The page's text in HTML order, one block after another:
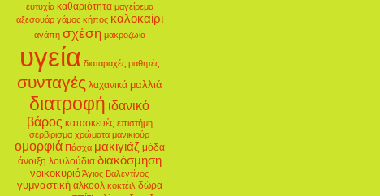
ευτυχία καθαριότητα μαγείρεμα
αξεσουάρ γάμος κήπος καλοκαίρι
αγάπη σχέση μακροζωία
υγεία διαταραχές μαθητές
συνταγές λαχανικά μαλλιά
διατροφή ιδανικό
βάρος κατασκευές επιστήμη
σερβίρισμα χρώματα μανικιούρ
ομορφιά Πάσχα μακιγιάζ μόδα
άνοιξη λουλούδια διακόσμηση
νοικοκυριόΆγιος Βαλεντίνος
γυμναστική αλκοόλ κοκτέιλ δώρα